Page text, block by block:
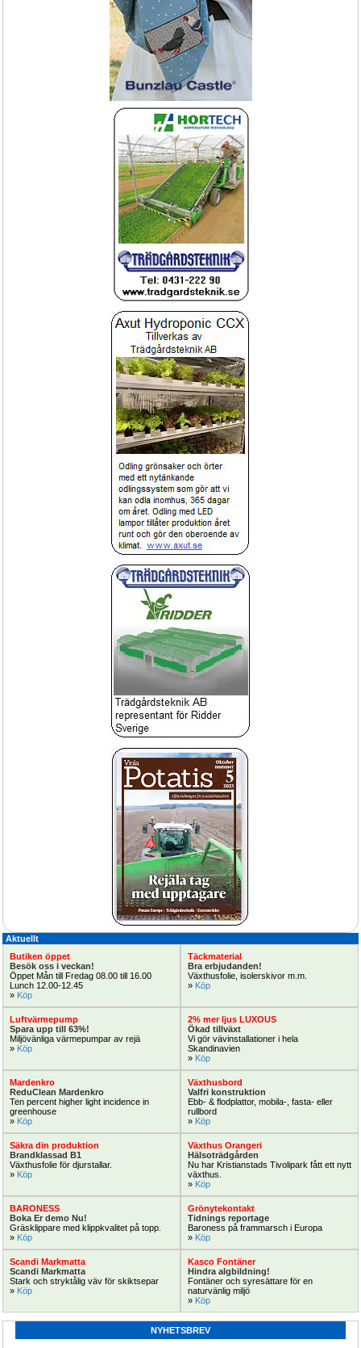
Droppslang med ingjutna
droppenheter Ø16mm delning 30cm
100m/rulle
Droppslang för trygg bevattning ger
odling med bättre avkastning.
Växthus SCANDI® EasyArt längd
Nu paketerbjudande växthus
Direktlev
Folie - Växthusfolie - Scandinavian
Clas, Sun Clear Chrystal (i bredder 6,5
Vi kapar folie i önskade längder för
direktleverans.
Blomsterkyl öppen eller inklädd med
Se till att blommorna håller längre
Köp Nu!
Befuktning & kylning Trädgård kit
Basic för standard vattentryck
Befuktning eller kylning
Mobil spruta pan 300, 300liter 170bar
Högtrycksspruta 170bar 100meter
Techno
Maskiner-Urbinati/Sitec
Planteringsrobot och såmaskiner
Urbinati / Sitec
Bevattningsmaskiner som ger säker
Tillfälle!
skugghall
Öka försäljningen bygg skugghall
Boka Nu!
Ansiktsmask Gasmask helmask,
Andningsmask för damm, virus och
partikel skydd
Ansiktsmask, Gasmask, helmaski,
Andningsmask som ger perfekt
Nu25% rabatt
Kanalplast Isoler 32mm Super klar
3,7kg/m² 32x1230x12000meter
Passa på Nu tillfälle 25% rabatt min
1st 12meters
Erbjudande
Mobila bevattingspumpar ljudisolerad
Mobil dieselpump ljudisolerad
Vattentank
och spillvattentankar upp till 7770m³
Köp Nu!
höjd för sprinkler och anslutning
Aktuellt
Butiken öppet
Besök oss i veckan!
Öppet Mån till Fredag 08.00 till 16.00
Lunch 12.00-12.45
» Köp
Täckmaterial
Bra erbjudanden!
Växthusfolie, isolerskivor m.m.
» Köp
Luftvärmepump
Spara upp till 63%!
Miljövänliga värmepumpar av rejä
» Köp
2% mer ljus LUXOUS
Ökad tillväxt
Vi gör vävinstallationer i hela
Skandinavien
» Köp
Mardenkro
ReduClean Mardenkro
Ten percent higher light incidence in
greenhouse
» Köp
Växthusbord
Valfri konstruktion
Ebb- & flodplattor, mobila-, fasta- eller
rullbord
» Köp
Säkra din produktion
Brandklassad B1
Växthusfolie för djurstallar.
» Köp
Växthus Orangeri
Hälsoträdgården
Nu har Kristianstads Tivolipark fått ett nytt
växthus.
» Köp
BARONESS
Boka Er demo Nu!
Gräsklippare med klippkvalitet på topp.
» Köp
Grönytekontakt
Tidnings reportage
Baroness på frammarsch i Europa
» Köp
Scandi Markmatta
Scandi Markmatta
Stark och stryktålig väv för skiktsepar
» Köp
Kasco Fontäner
Hindra algbildning!
Fontäner och syresättare för en
naturvänlig miljö
» Köp
NYHETSBREV